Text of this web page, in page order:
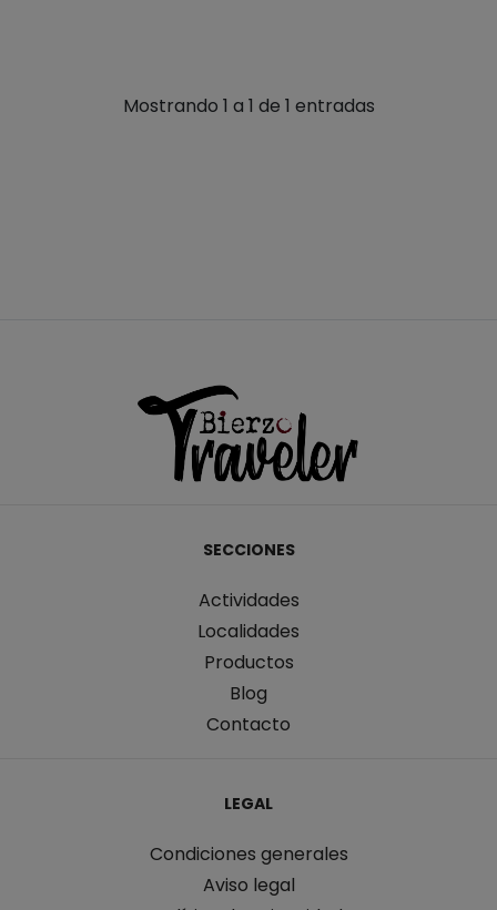
Mostrando 1 a 1 de 1 entradas
SECCIONES
Actividades
Localidades
Productos
Blog
Contacto
LEGAL
Condiciones generales
Aviso legal